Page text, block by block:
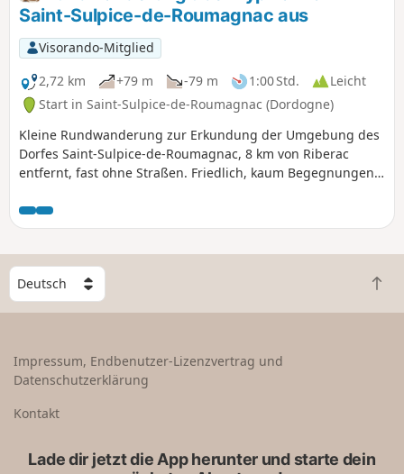
Saint-Sulpice-de-Roumagnac aus
Visorando-Mitglied
2,72 km
+79 m -79 m 1:00 Std.
Leicht
Start in Saint-Sulpice-de-Roumagnac (Dordogne)
Kleine Rundwanderung zur Erkundung der Umgebung des
Dorfes Saint-Sulpice-de-Roumagnac, 8 km von Riberac
entfernt, fast ohne Straßen. Friedlich, kaum Begegnungen
Voraussetzung. Wanderstöcke sind von Vorteil.
W
h
e
n
Z
u
Impressum, Endbenutzer-Lizenzvertrag und
Datenschutzerklärung
Kontakt
Lade dir jetzt die App herunter und starte dein